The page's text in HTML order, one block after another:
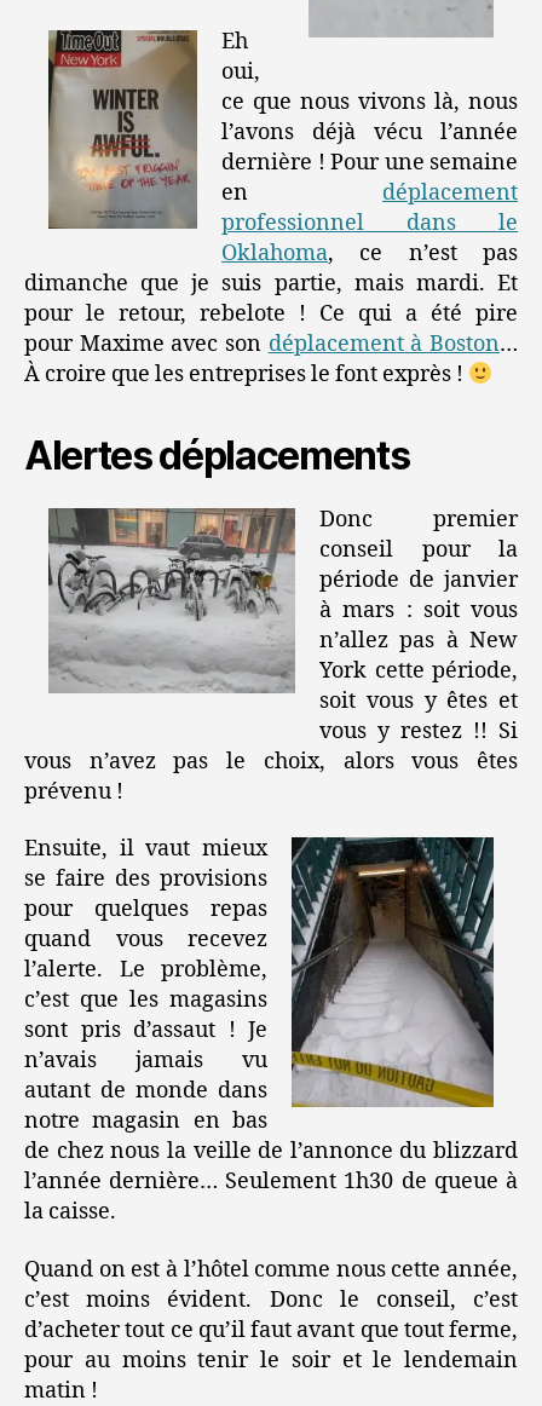
Eh
oui,
ce que nous vivons là, nous
l’avons déjà vécu l’année
dernière ! Pour une semaine
en déplacement
professionnel dans le
Oklahoma, ce n’est pas
dimanche que je suis partie, mais mardi. Et
pour le retour, rebelote ! Ce qui a été pire
pour Maxime avec son déplacement à Boston…
À croire que les entreprises le font exprès !
Alertes déplacements
Donc premier
conseil pour la
période de janvier
à mars : soit vous
n’allez pas à New
York cette période,
soit vous y êtes et
vous y restez !! Si
vous n’avez pas le choix, alors vous êtes
prévenu !
Ensuite, il vaut mieux
se faire des provisions
pour quelques repas
quand vous recevez
l’alerte. Le problème,
c’est que les magasins
sont pris d’assaut ! Je
n’avais jamais vu
autant de monde dans
notre magasin en bas
de chez nous la veille de l’annonce du blizzard
l’année dernière… Seulement 1h30 de queue à
la caisse.
Quand on est à l’hôtel comme nous cette année,
c’est moins évident. Donc le conseil, c’est
d’acheter tout ce qu’il faut avant que tout ferme,
pour au moins tenir le soir et le lendemain
matin !